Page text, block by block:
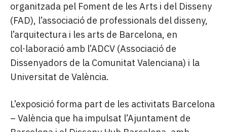
organitzada pel Foment de les Arts i del Disseny
(FAD), l’associació de professionals del disseny,
l’arquitectura i les arts de Barcelona, en
col·laboració amb l’ADCV (Associació de
Dissenyadors de la Comunitat Valenciana) i la
Universitat de València.
L’exposició forma part de les activitats Barcelona
– València que ha impulsat l’Ajuntament de